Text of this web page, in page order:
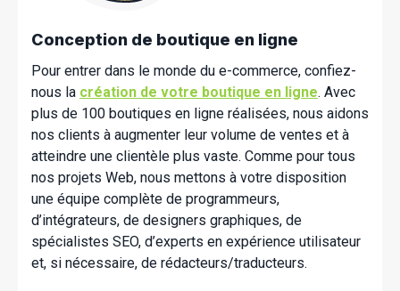
Conception de boutique en ligne
Pour entrer dans le monde du e-commerce, confiez-
nous la création de votre boutique en ligne. Avec
plus de 100 boutiques en ligne réalisées, nous aidons
nos clients à augmenter leur volume de ventes et à
atteindre une clientèle plus vaste. Comme pour tous
nos projets Web, nous mettons à votre disposition
une équipe complète de programmeurs,
d’intégrateurs, de designers graphiques, de
spécialistes SEO, d’experts en expérience utilisateur
et, si nécessaire, de rédacteurs/traducteurs.